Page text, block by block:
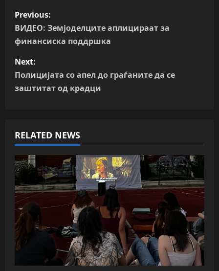
P
o
s
t
n
v
i
g
a
t
i
o
Previous:
ВИДЕО: Земјоделците аплицираат за
финансиска поддршка
Next:
Полицијата со апел до граѓаните да се
заштитат од крадци
RELATED NEWS